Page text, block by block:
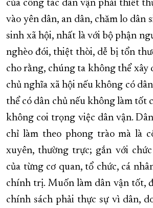
của công tác dân vận phải thiết
vào yên dân, an dân, chăm lo dân
sinh xã hội, nhất là với bộ phận
nghèo đói, thiệt thòi, dễ bị tổn
cho rằng, chúng ta không thể xây
chủ nghĩa xã hội nếu không có
thể có dân chủ nếu không làm tốt
không coi trọng việc dân vận.
chỉ làm theo phong trào mà là
xuyên, thường trực; gắn với
của từng cơ quan, tổ chức, cá
chính trị. Muốn làm dân vận tốt,
chính sách phải thực sự vì dân,